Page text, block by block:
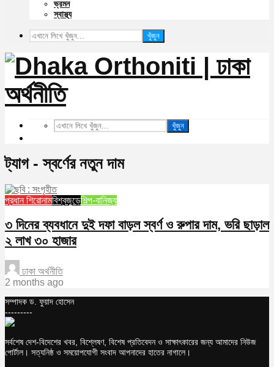
ভ্রমন
স্বাস্থ্য
খুঁজুন
খুঁজুন
ট্যাগ - স্বর্ণের নতুন দাম
প্রধান শিরোনামবিশ্বজুড়েশিল্প-বানিজ্য
৩ দিনের ব্যবধানে দুই দফা বাড়ল স্বর্ণ ও রুপার দাম, ভরি ছাড়াল
২ লাখ ৩০ হাজার
ঢাকা অর্থনীতি
2 months ago
সম্পাদক ড. ফুয়াদ হোসেন
---------
সর্বশেষ দেশ-বিদেশের খবর, বিশ্লেষণ, বিশেষ প্রতিবেদন ও সাক্ষাৎকারের জন্য আমাদের নিউজ
পোর্টাল। সত্যনিষ্ঠ ও সময়োপযোগী সংবাদ আপনাদের হাতের নাগালে।